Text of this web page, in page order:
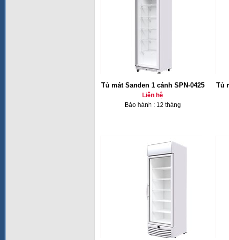
Tủ mát Sanden 1 cánh SPN-0425
Liên hệ
Bảo hành : 12 tháng
Tủ